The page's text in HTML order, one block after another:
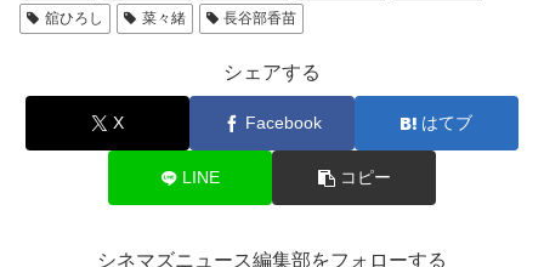
舘ひろし
菜々緒 長谷部香苗
シェアする
X Facebook はてブ
LINE コピー
シネマズニュース編集部をフォローする